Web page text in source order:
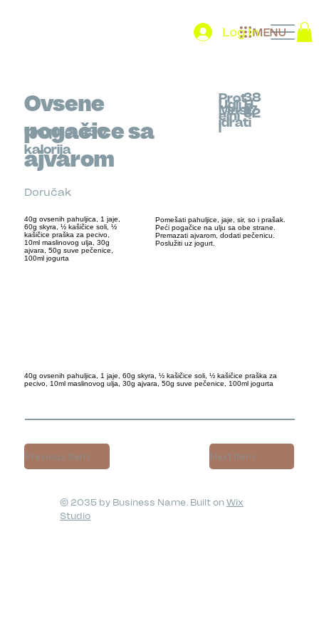
MENU
Log In
Ovsene
pogačice sa
ajvarom
Doručak
Ukupno
kalorija
430
Prot
eini
Uglj.H
idrati
38
Mast
i
32
17
40g ovsenih pahuljica, 1 jaje,
60g skyra, ½ kašičice soli, ½
kašičice praška za pecivo,
10ml maslinovog ulja, 30g
ajvara, 50g suve pečenice,
100ml jogurta
Pomešati pahuljice, jaje, sir, so i prašak.
Peći pogačice na ulju sa obe strane.
Premazati ajvarom, dodati pečenicu.
Poslužiti uz jogurt.
40g ovsenih pahuljica, 1 jaje, 60g skyra, ½ kašičice soli, ½ kašičice praška za
pecivo, 10ml maslinovog ulja, 30g ajvara, 50g suve pečenice, 100ml jogurta
Previous Item Next Item
© 2035 by Business Name. Built on Wix
Studio